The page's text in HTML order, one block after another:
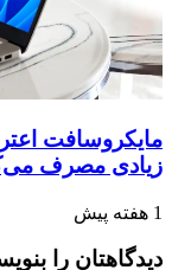
زیادی مصرف
1 هفته پیش
دیدگاهتان را